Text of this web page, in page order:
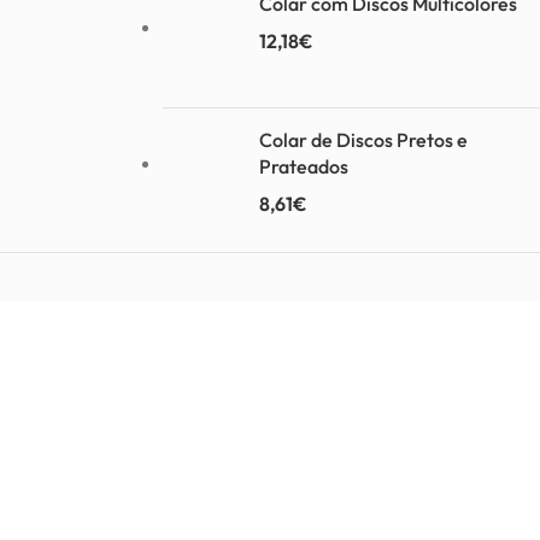
12,18€
Colar de Discos Pretos e
Prateados
8,61€